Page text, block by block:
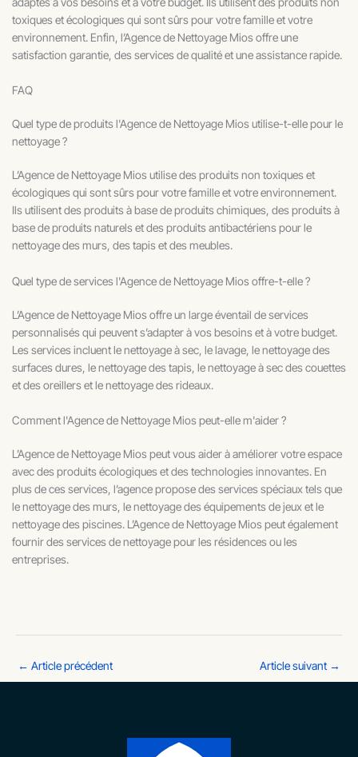
toxiques et écologiques qui sont sûrs pour votre famille et votre
environnement. Enfin, l’Agence de Nettoyage Mios offre une
satisfaction garantie, des services de qualité et une assistance rapide.
FAQ
Quel type de produits l'Agence de Nettoyage Mios utilise-t-elle pour le
nettoyage ?
L’Agence de Nettoyage Mios utilise des produits non toxiques et
écologiques qui sont sûrs pour votre famille et votre environnement.
Ils utilisent des produits à base de produits chimiques, des produits à
base de produits naturels et des produits antibactériens pour le
nettoyage des murs, des tapis et des meubles.
Quel type de services l'Agence de Nettoyage Mios offre-t-elle ?
L’Agence de Nettoyage Mios offre un large éventail de services
personnalisés qui peuvent s’adapter à vos besoins et à votre budget.
Les services incluent le nettoyage à sec, le lavage, le nettoyage des
surfaces dures, le nettoyage des tapis, le nettoyage à sec des couettes
et des oreillers et le nettoyage des rideaux.
Comment l'Agence de Nettoyage Mios peut-elle m'aider ?
L’Agence de Nettoyage Mios peut vous aider à améliorer votre espace
avec des produits écologiques et des technologies innovantes. En
plus de ces services, l’agence propose des services spéciaux tels que
le nettoyage des murs, le nettoyage des équipements de jeux et le
nettoyage des piscines. L’Agence de Nettoyage Mios peut également
fournir des services de nettoyage pour les résidences ou les
entreprises.
← Article précédent Article suivant →